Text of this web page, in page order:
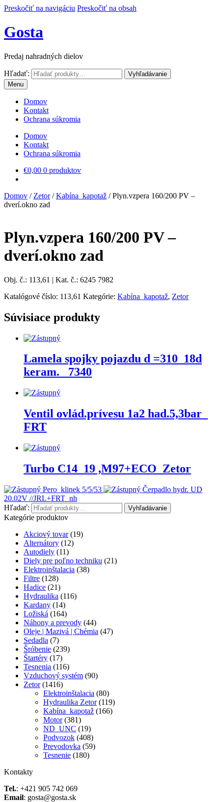
Preskočiť na navigáciu Preskočiť na obsah
Gosta
Predaj nahradných dielov
Hľadať:
Vyhľadávanie
Menu
Domov
Kontakt
Ochrana súkromia
Domov
Kontakt
Ochrana súkromia
€0,00 0 produktov
Domov / Zetor/Kabína_kapotaž /Plyn.vzpera 160/200 PV –
dverí.okno zad
Plyn.vzpera 160/200 PV –
dverí.okno zad
Obj. č.: 113,61 | Kat. č.: 6245 7982
Katalógové číslo: 113,61 Kategórie: Kabína_kapotaž, Zetor
Súvisiace produkty
Lamela spojky pojazdu d =310_18d
keram. _7340
Ventil ovlád.prívesu 1a2 had.5,3bar_
FRT
Turbo C14_19 ,M97+ECO_Zetor
Pero_klinek 5/5/53
Čerpadlo hydr. UD
20.02V //JRL+FRT_nh
Hľadať:
Vyhľadávanie
Kategórie produktov
Akciový tovar (19)
Alternátory (12)
Autodiely (11)
Diely pre poľno techniku (21)
Elektroinštalacia (38)
Filtre (128)
Hadice (21)
Hydraulika (116)
Kardany (14)
Ložiská (164)
Náhony a prevody (44)
Oleje | Mazivá | Chémia (47)
Sedadla (7)
Šróbenie (239)
Štartéry (17)
Tesnenia (116)
Vzduchový systém (90)
Zetor (1416)
Elektroinštalacia (80)
Hydraulika Zetor (119)
Kabína_kapotaž (166)
Motor (381)
ND_UNC (19)
Podvozok (408)
Prevodovka (59)
Tesnenie (180)
Kontakty
Tel.: +421 905 742 069
Email: gosta@gosta.sk